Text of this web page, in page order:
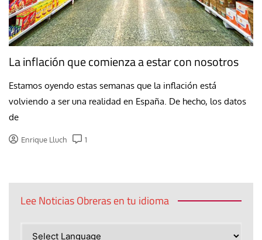
La inflación que comienza a estar con nosotros
Estamos oyendo estas semanas que la inflación está
volviendo a ser una realidad en España. De hecho, los datos
de
Enrique Lluch 1
Lee Noticias Obreras en tu idioma